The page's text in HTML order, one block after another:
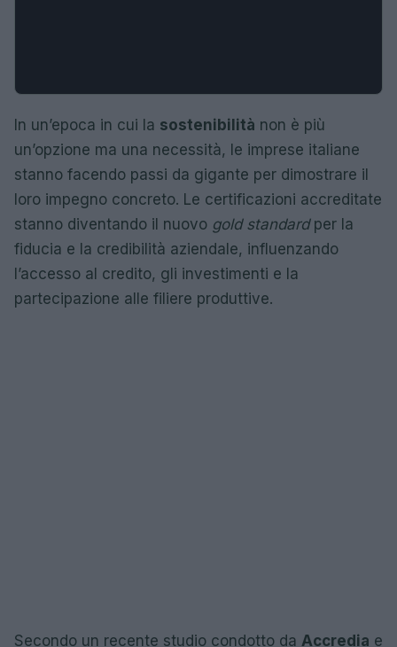
In un’epoca in cui la sostenibilità non è più
un’opzione ma una necessità, le imprese italiane
stanno facendo passi da gigante per dimostrare il
loro impegno concreto. Le certificazioni accreditate
stanno diventando il nuovo gold standardper la
fiducia e la credibilità aziendale, influenzando
l’accesso al credito, gli investimenti e la
partecipazione alle filiere produttive.
Secondo un recente studio condotto da Accredia e